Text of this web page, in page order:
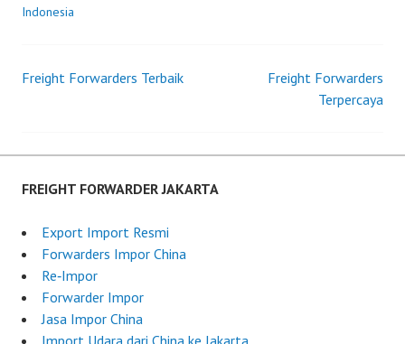
d
n
2
5
i
o
w
a
r
Indonesia
Post
Freight Forwarders Terbaik
Freight Forwarders
Terpercaya
FREIGHT FORWARDER JAKARTA
Export Import Resmi
Forwarders Impor China
Re‑Impor
Forwarder Impor
Jasa Impor China